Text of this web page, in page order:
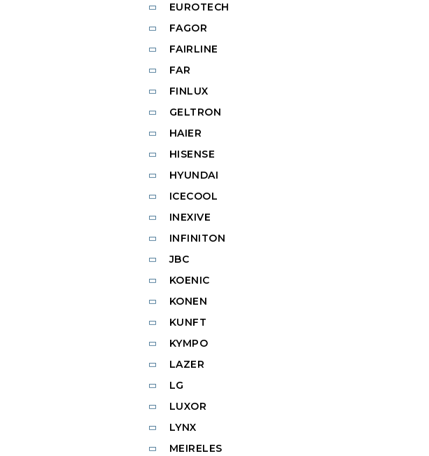
EUROTECH
FAGOR
FAIRLINE
FAR
FINLUX
GELTRON
HAIER
HISENSE
HYUNDAI
ICECOOL
INEXIVE
INFINITON
JBC
KOENIC
KONEN
KUNFT
KYMPO
LAZER
LG
LUXOR
LYNX
MEIRELES